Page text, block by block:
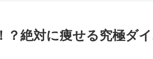
？絶対に痩せる究極ダ